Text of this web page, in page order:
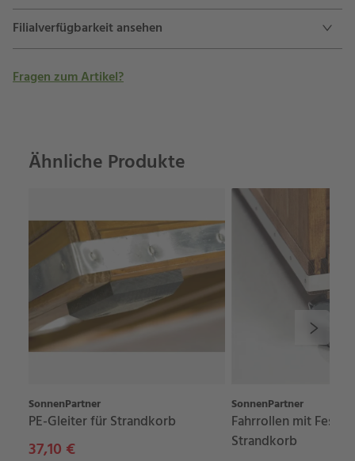
Filialverfügbarkeit ansehen
Fragen zum Artikel?
Ähnliche Produkte
SonnenPartner
PE-Gleiter für Strandkorb
37,10 €
SonnenPartner
Fahrrollen mit
Strandkorb